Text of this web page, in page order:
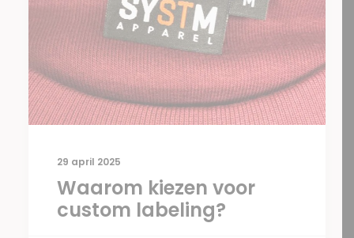
29 april 2025
Waarom kiezen voor
custom labeling?